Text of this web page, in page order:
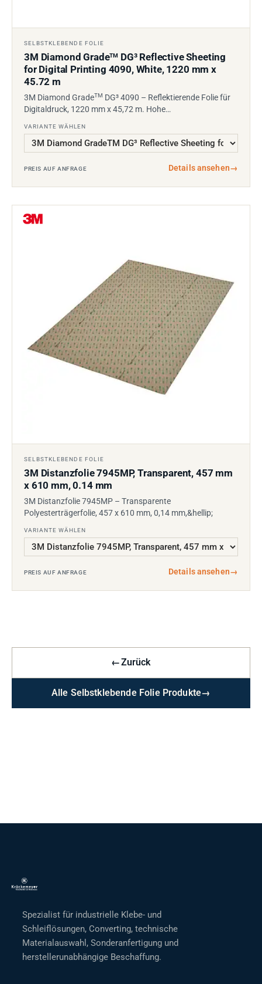
SELBSTKLEBENDE FOLIE
3M Diamond GradeTM DG³ Reflective Sheeting
for Digital Printing 4090, White, 1220 mm x
45.72 m
3M Diamond GradeTM DG³ 4090 – Reflektierende Folie für
Digitaldruck, 1220 mm x 45,72 m. Hohe…
VARIANTE WÄHLEN
PREIS AUF ANFRAGE Details ansehen→
SELBSTKLEBENDE FOLIE
3M Distanzfolie 7945MP, Transparent, 457 mm
x 610 mm, 0.14 mm
3M Distanzfolie 7945MP – Transparente
Polyesterträgerfolie, 457 x 610 mm, 0,14 mm,&hellip;
VARIANTE WÄHLEN
PREIS AUF ANFRAGE Details ansehen→
←Zurück
Alle Selbstklebende Folie Produkte→
Spezialist für industrielle Klebe- und
Schleiflösungen, Converting, technische
Materialauswahl, Sonderanfertigung und
herstellerunabhängige Beschaffung.